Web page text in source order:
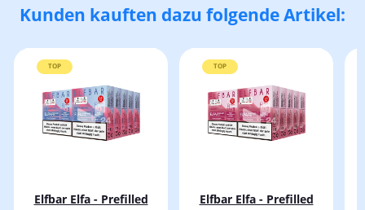
Kunden kauften dazu folgende Artikel:
TOP
Elfbar Elfa - Prefilled
TOP
Elfbar Elfa - Prefilled